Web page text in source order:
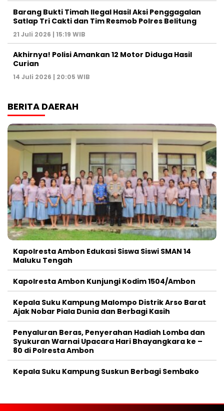
Barang Bukti Timah Ilegal Hasil Aksi Penggagalan
Satlap Tri Cakti dan Tim Resmob Polres Belitung
21 Juli 2026 | 15:19 WIB
Akhirnya! Polisi Amankan 12 Motor Diduga Hasil
Curian
14 Juli 2026 | 20:05 WIB
BERITA DAERAH
Kapolresta Ambon Edukasi Siswa Siswi SMAN 14
Maluku Tengah
Kapolresta Ambon Kunjungi Kodim 1504/Ambon
Kepala Suku Kampung Malompo Distrik Arso Barat
Ajak Nobar Piala Dunia dan Berbagi Kasih
Penyaluran Beras, Penyerahan Hadiah Lomba dan
Syukuran Warnai Upacara Hari Bhayangkara ke –
80 di Polresta Ambon
Kepala Suku Kampung Suskun Berbagi Sembako